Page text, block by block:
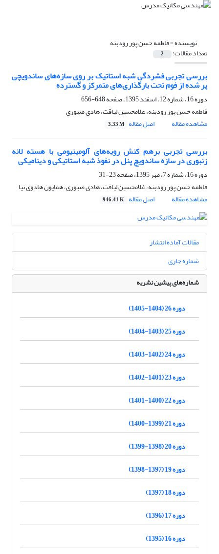
نویسنده =فاطمه حسن پور رودبنه
تعداد مقالات: 2
بررسی تجربی فشردگی شبه استاتیک بر روی سازه‌های ساندویچی
پر شده از فوم تحت بارگذاری‌های متمرکز و گسترده
دوره 16، شماره 12، اسفند 1395، صفحه
648-656
فاطمه حسن پور رودبنه، غلامحسین لیاقت، هادی صبوری
مشاهده مقاله
اصل مقاله 3.33 M
بررسی تجربی برهم کنش رویه‌های آلومینیومی با هسته لانه
زنبوری در سازه ساندویچ پنل در نفوذ شبه استاتیکی و دینامیکی
دوره 16، شماره 7، مهر 1395، صفحه
23-31
فاطمه حسن پور رودبنه، غلامحسین لیاقت، هادی صبوری، همایون هادوی نیا
مشاهده مقاله
اصل مقاله 946.41 K
مقالات آماده انتشار
شماره جاری
شماره‌های پیشین نشریه
دوره 26 (1404-1405)
دوره 25 (1403-1404)
دوره 24 (1402-1403)
دوره 23 (1401-1402)
دوره 22 (1400-1401)
دوره 21 (1399-1400)
دوره 20 (1398-1399)
دوره 19 (1397-1398)
دوره 18 (1397)
دوره 17 (1396)
دوره 16 (1395)